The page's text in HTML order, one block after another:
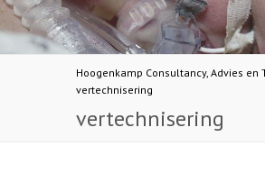
Hoogenkamp Consultancy, Advies en
vertechnisering
vertechnisering